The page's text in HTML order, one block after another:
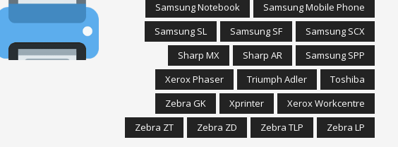
Samsung Mobile Phone
Samsung Notebook
Samsung SCX
Samsung SF
Samsung SL
Samsung SPP
Sharp AR
Sharp MX
Toshiba
Triumph Adler
Xerox Phaser
Xerox Workcentre
Xprinter
Zebra GK
Zebra LP
Zebra TLP
Zebra ZD
Zebra ZT